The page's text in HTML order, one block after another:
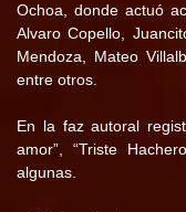
Ochoa, donde actuó
Alvaro Copello,
Mendoza, Mateo
entre otros.
En la faz autoral
amor”, “Triste
algunas.